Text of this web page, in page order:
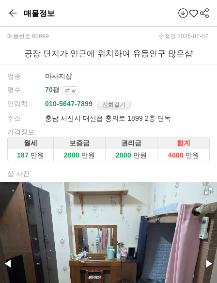
매물정보
매물번호 60699 수정일 2026-07-07
공장 단지가 인근에 위치하여 유동인구 많은샵
업종
마사지샵
평수
평 ㎡
연락처 전화걸기
주소
충남 서산시 대산읍 충의로 1899 2층 단독
가격정보
월세
보증금 권리금
합계
만원
만원 만원 만원
샵 사진